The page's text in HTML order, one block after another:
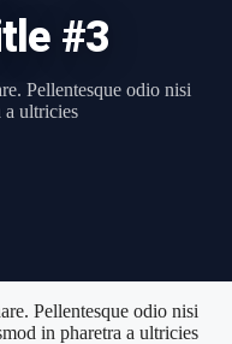
#3
Pellentesque odio nisi
ultricies.
Pellentesque odio nisi
in pharetra a ultricies.